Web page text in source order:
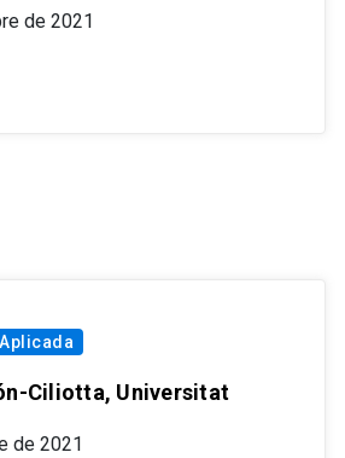
de 2021
Ciliotta, Universitat
de 2021